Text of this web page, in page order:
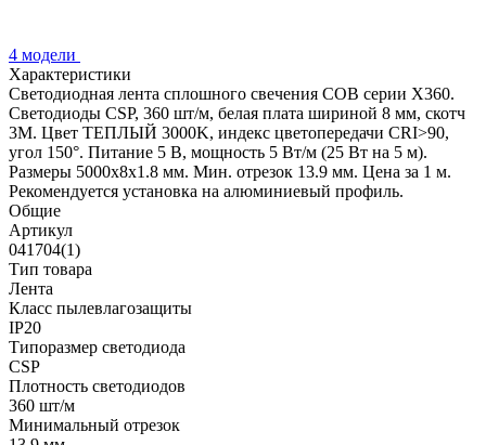
4 модели
Характеристики
Светодиодная лента сплошного свечения COB серии X360.
Светодиоды CSP, 360 шт/м, белая плата шириной 8 мм, скотч
3M. Цвет ТЕПЛЫЙ 3000K, индекс цветопередачи CRI>90,
угол 150°. Питание 5 В, мощность 5 Вт/м (25 Вт на 5 м).
Размеры 5000х8х1.8 мм. Мин. отрезок 13.9 мм. Цена за 1 м.
Рекомендуется установка на алюминиевый профиль.
Общие
Артикул
041704(1)
Тип товара
Лента
Класс пылевлагозащиты
IP20
Типоразмер светодиода
CSP
Плотность светодиодов
360 шт/м
Минимальный отрезок